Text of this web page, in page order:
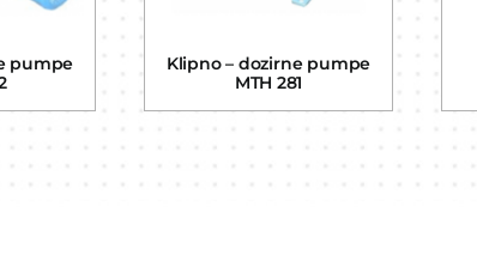
pumpe
Klipno – dozirne pumpe
MTH 281